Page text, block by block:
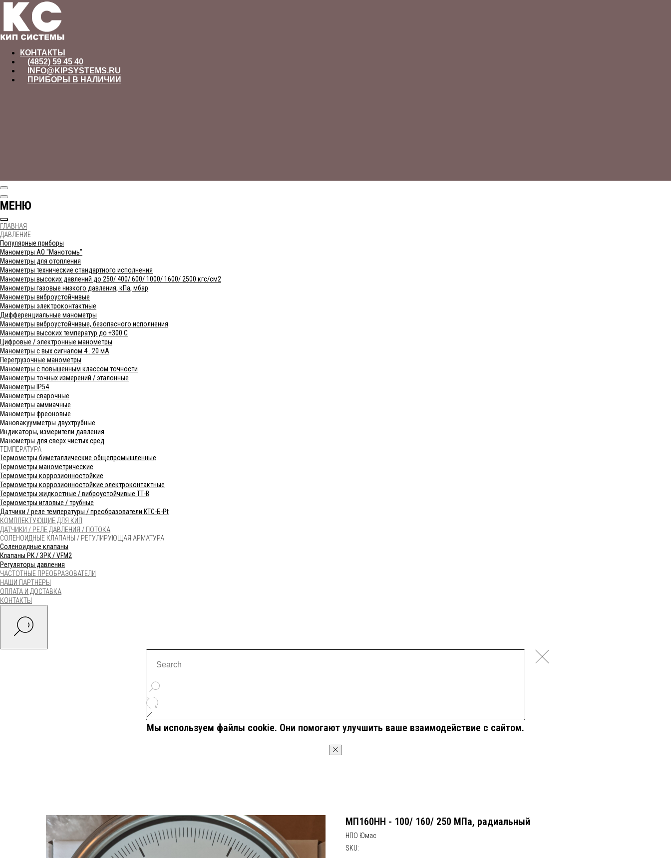
КОНТАКТЫ
(4852) 59 45 40
INFO@KIPSYSTEMS.RU
ПРИБОРЫ В НАЛИЧИИ
МЕНЮ
ГЛАВНАЯ
ДАВЛЕНИЕ
Популярные приборы
Манометры АО "Манотомь"
Манометры для отопления
Манометры технические стандартного исполнения
Манометры высоких давлений до 250/ 400/ 600/ 1000/ 1600/ 2500 кгс/см2
Манометры газовые низкого давления, кПа, мбар
Манометры виброустойчивые
Манометры электроконтактные
Дифференциальные манометры
Манометры виброустойчивые, безопасного исполнения
Манометры высоких температур до +300 С
Цифровые / электронные манометры
Манометры с вых.сигналом 4...20 мА
Перегрузочные манометры
Манометры с повышенным классом точности
Манометры точных измерений / эталонные
Манометры IP54
Манометры сварочные
Манометры аммиачные
Манометры фреоновые
Мановакуумметры двухтрубные
Индикаторы, измерители давления
Манометры для сверх чистых сред
ТЕМПЕРАТУРА
Термометры биметаллические общепромышленные
Термометры манометрические
Термометры коррозионностойкие
Термометры коррозионностойкие электроконтактные
Термометры жидкостные / виброустойчивые ТТ-В
Термометры игловые / трубные
Датчики / реле температуры / преобразователи КТС-Б-Pt
КОМПЛЕКТУЮЩИЕ ДЛЯ КИП
ДАТЧИКИ / РЕЛЕ ДАВЛЕНИЯ / ПОТОКА
СОЛЕНОИДНЫЕ КЛАПАНЫ / РЕГУЛИРУЮЩАЯ АРМАТУРА
Соленоидные клапаны
Клапаны РК / ЗРК / VFM2
Регуляторы давления
ЧАСТОТНЫЕ ПРЕОБРАЗОВАТЕЛИ
НАШИ ПАРТНЕРЫ
ОПЛАТА И ДОСТАВКА
КОНТАКТЫ
Мы используем файлы cookie. Они помогают улучшить ваше взаимодействие с сайтом.
МП160НН - 100/ 160/ 250 МПа, радиальный
НПО Юмас
SKU: